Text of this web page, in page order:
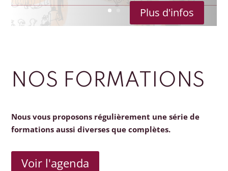
Plus d'infos
NOS FORMATIONS
Nous vous proposons régulièrement une série de
formations aussi diverses que complètes.
Voir l'agenda